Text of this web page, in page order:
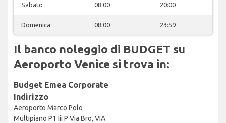
Sabato 08:00 20:00
Domenica 08:00 23:59
Il banco noleggio di BUDGET su
Aeroporto Venice si trova in:
Budget Emea Corporate
Indirizzo
Aeroporto Marco Polo
Multipiano P1 Iii P Via Bro, VIA